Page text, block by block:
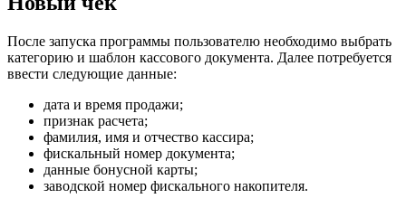
После запуска программы пользователю необходимо выбрать
категорию и шаблон кассового документа. Далее потребуется
ввести следующие данные:
дата и время продажи;
признак расчета;
фамилия, имя и отчество кассира;
фискальный номер документа;
данные бонусной карты;
заводской номер фискального накопителя.